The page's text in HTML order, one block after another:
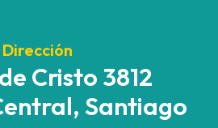
Dirección
Cristo 3812
Santiago